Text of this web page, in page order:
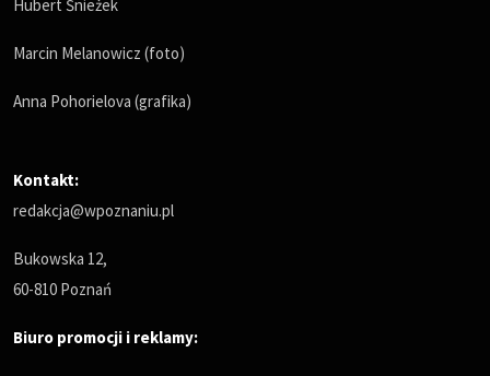
Hubert Śnieżek
Marcin Melanowicz (foto)
Anna Pohorielova (grafika)
Kontakt:
redakcja@wpoznaniu.pl
Bukowska 12,
60-810 Poznań
Biuro promocji i reklamy: